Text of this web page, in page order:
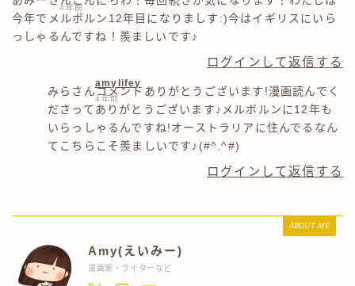
4年前
今年でメルボルン12年目になりましす:)今はイギリスにいら
っしゃるんですね！羨ましいです♪
ログインして返信する
amylifey
4年前
みらさんコメントありがとうございます!漫画読んでく
ださってありがとうございます♪メルボルンに12年も
いらっしゃるんですね!オーストラリアに住んでるなん
てこちらこそ羨ましいです♪(#^.^#)
ログインして返信する
ABOUT ME
Amy(えいみー)
漫画家・ライターなど